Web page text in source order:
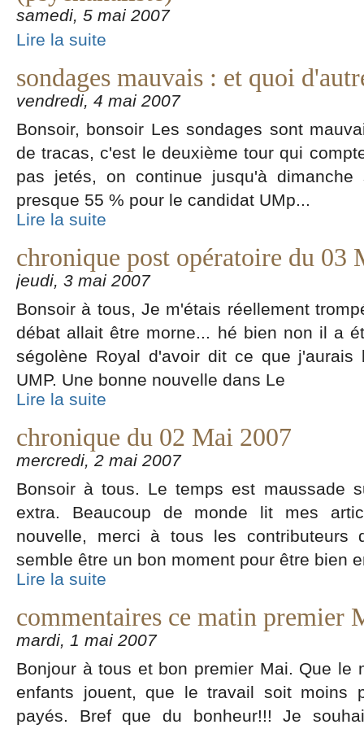
samedi, 5 mai 2007
Lire la suite
sondages mauvais : et quoi
vendredi, 4 mai 2007
Bonsoir, bonsoir Les sondages sont
de tracas, c'est le deuxième tour qui
pas jetés, on continue jusqu'à
presque 55 % pour le candidat UMp...
Lire la suite
chronique post opératoire du 03
jeudi, 3 mai 2007
Bonsoir à tous, Je m'étais réellement
débat allait être morne... hé bien non il a
ségolène Royal d'avoir dit ce que
UMP. Une bonne nouvelle dans Le
Lire la suite
chronique du 02 Mai 2007
mercredi, 2 mai 2007
Bonsoir à tous. Le temps est maussade
extra. Beaucoup de monde lit mes
nouvelle, merci à tous les
semble être un bon moment pour être bien
Lire la suite
commentaires ce matin premier
mardi, 1 mai 2007
Bonjour à tous et bon premier Mai. Que le
enfants jouent, que le travail soit moins
payés. Bref que du bonheur!!! Je